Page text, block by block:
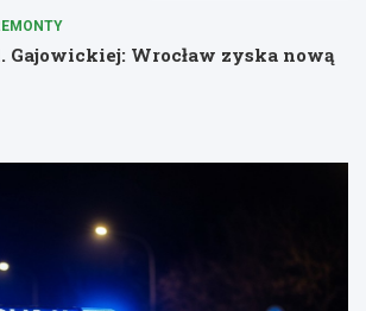
Gajowickiej: Wrocław zyska nową